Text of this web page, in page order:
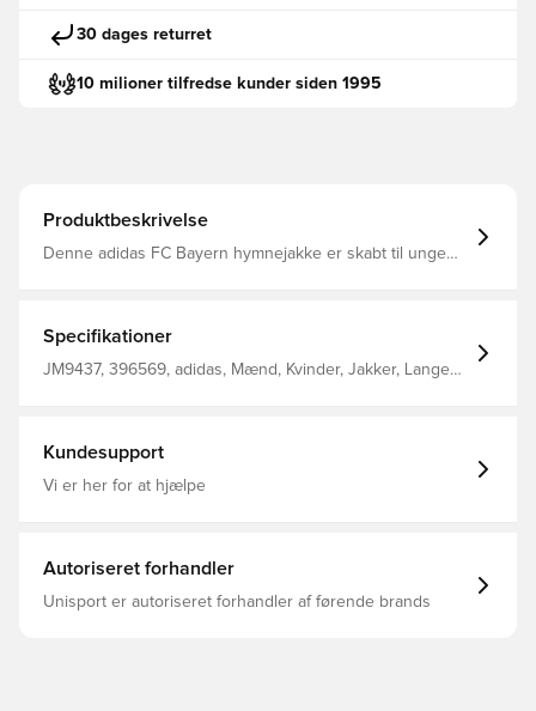
30 dages returret
10 milioner tilfredse kunder siden 1995
Produktbeskrivelse
Denne adidas FC Bayern hymnejakke er skabt til unge
varmt dobbeltstrikket stof og har dybe kængurulommer.
Et broderet holdbadge fortæller alle, at du er en del af
holdet. Normal pasform Lukning med lynlås med hætte
Specifikationer
JM9437, 396569, adidas, Mænd, Kvinder, Jakker, Lange
Kundesupport
Vi er her for at hjælpe
Autoriseret forhandler
Unisport er autoriseret forhandler af førende brands